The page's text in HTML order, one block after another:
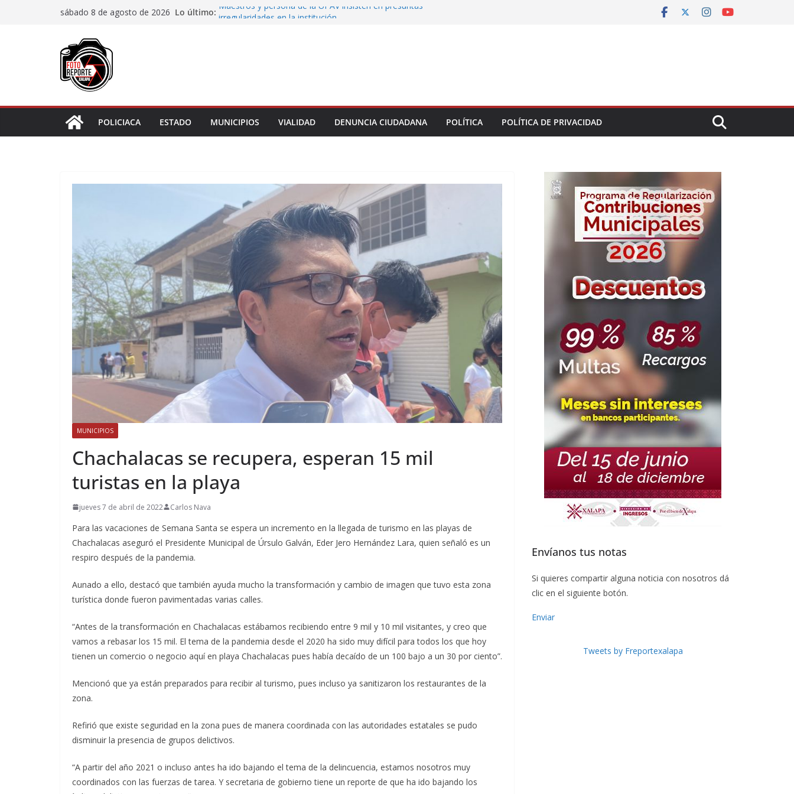
sábado 8 de agosto de 2026 Lo último: Maestros y persona de la UPAV insisten en presuntas
Impulsa Ayuntamiento de Veracruz la cultura de la prevención
en la niñez del municipio
POLICIACA ESTADO MUNICIPIOS VIALIDAD DENUNCIA CIUDADANA POLÍTICA POLÍTICA DE PRIVACIDAD
MUNICIPIOS
Chachalacas se recupera, esperan 15 mil
turistas en la playa
jueves 7 de abril de 2022 Carlos Nava
Para las vacaciones de Semana Santa se espera un incremento en la llegada de turismo en las playas de
Chachalacas aseguró el Presidente Municipal de Úrsulo Galván, Eder Jero Hernández Lara, quien señaló es un
respiro después de la pandemia.
Aunado a ello, destacó que también ayuda mucho la transformación y cambio de imagen que tuvo esta zona
turística donde fueron pavimentadas varias calles.
“Antes de la transformación en Chachalacas estábamos recibiendo entre 9 mil y 10 mil visitantes, y creo que
vamos a rebasar los 15 mil. El tema de la pandemia desde el 2020 ha sido muy difícil para todos los que hoy
tienen un comercio o negocio aquí en playa Chachalacas pues había decaído de un 100 bajo a un 30 por ciento”.
Mencionó que ya están preparados para recibir al turismo, pues incluso ya sanitizaron los restaurantes de la
zona.
Refirió que existe seguridad en la zona pues de manera coordinada con las autoridades estatales se pudo
disminuir la presencia de grupos delictivos.
“A partir del año 2021 o incluso antes ha ido bajando el tema de la delincuencia, estamos nosotros muy
coordinados con las fuerzas de tarea. Y secretaria de gobierno tiene un reporte de que ha ido bajando los
Envíanos tus notas
Si quieres compartir alguna noticia con nosotros dá
clic en el siguiente botón.
Enviar
Tweets by Freportexalapa